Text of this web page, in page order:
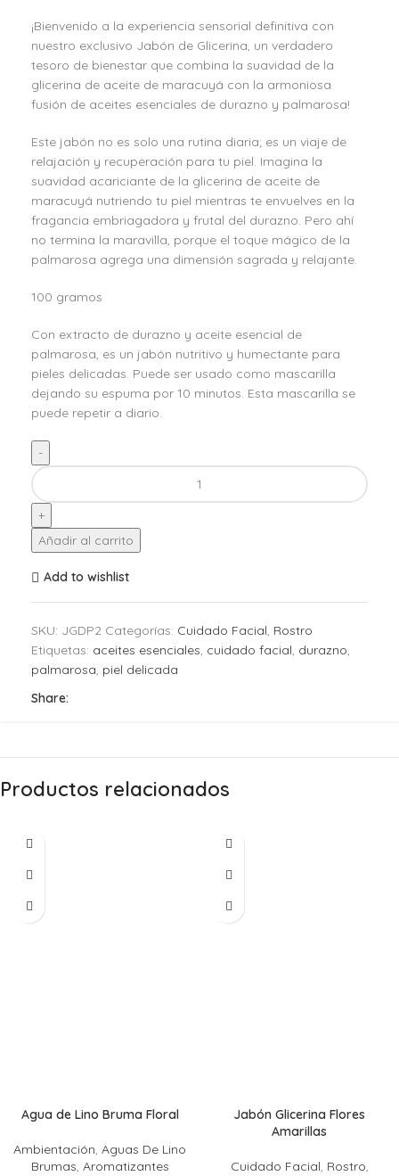
¡Bienvenido a la experiencia sensorial definitiva con
nuestro exclusivo Jabón de Glicerina, un verdadero
tesoro de bienestar que combina la suavidad de la
glicerina de aceite de maracuyá con la armoniosa
fusión de aceites esenciales de durazno y palmarosa!
Este jabón no es solo una rutina diaria; es un viaje de
relajación y recuperación para tu piel. Imagina la
suavidad acariciante de la glicerina de aceite de
maracuyá nutriendo tu piel mientras te envuelves en la
fragancia embriagadora y frutal del durazno. Pero ahí
no termina la maravilla, porque el toque mágico de la
palmarosa agrega una dimensión sagrada y relajante.
100 gramos
Con extracto de durazno y aceite esencial de
palmarosa, es un jabón nutritivo y humectante para
pieles delicadas. Puede ser usado como mascarilla
dejando su espuma por 10 minutos. Esta mascarilla se
puede repetir a diario.
Añadir al carrito
Add to wishlist
SKU: JGDP2 Categorías: Cuidado Facial, Rostro
Etiquetas: aceites esenciales, cuidado facial, durazno,
palmarosa, piel delicada
Share:
Productos relacionados
Agua de Lino Bruma Floral
Ambientación, Aguas De Lino
Brumas, Aromatizantes
Jabón Glicerina Flores
Amarillas
Cuidado Facial, Rostro,